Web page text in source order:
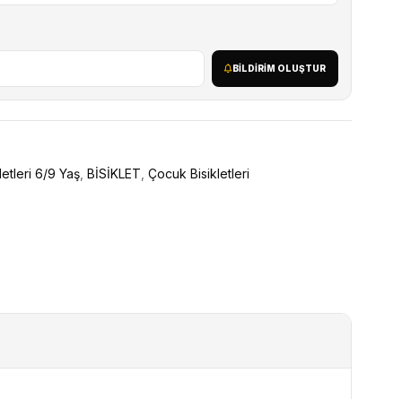
BILDIRIM OLUŞTUR
6/9 Yaş BİSİKLET Çocuk Bisikletleri